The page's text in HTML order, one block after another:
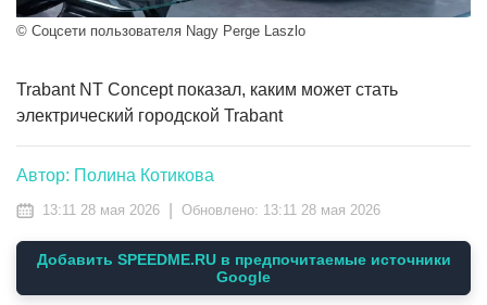
© Соцсети пользователя Nagy Perge Laszlo
Trabant NT Concept показал, каким может стать
электрический городской Trabant
Автор: Полина Котикова
13:11 28 мая 2026 Обновлено: 13:11 28 мая 2026
Добавить SPEEDME.RU в предпочитаемые источники
Google